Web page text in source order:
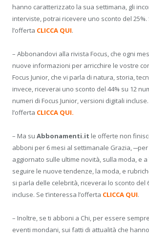
hanno caratterizzato la sua settimana, gli
interviste, potrai ricevere uno sconto del 25%.
l’offerta CLICCA QUI.
– Abbonandovi alla rivista Focus, che ogni
nuove informazioni per arricchire le vostre
Focus Junior, che vi parla di natura, storia,
invece, riceverai uno sconto del 44% su 12
numeri di Focus Junior, versioni digitali
l’offerta CLICCA QUI.
– Ma su Abbonamenti.it le offerte non
abboni per 6 mesi al settimanale Grazia,
aggiornato sulle ultime novità, sulla moda, e a
seguire le nuove tendenze, la moda, e
si parla delle celebrità, riceverai lo sconto del
incluse. Se t’interessa l’offerta CLICCA QUI.
– Inoltre, se ti abboni a Chi, per essere
eventi mondani, sui fatti di attualità che